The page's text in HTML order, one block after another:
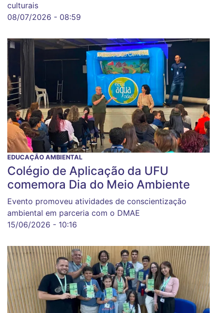
culturais
08/07/2026 - 08:59
EDUCAÇÃO AMBIENTAL
Colégio de Aplicação da UFU
comemora Dia do Meio Ambiente
Evento promoveu atividades de conscientização
ambiental em parceria com o DMAE
15/06/2026 - 10:16